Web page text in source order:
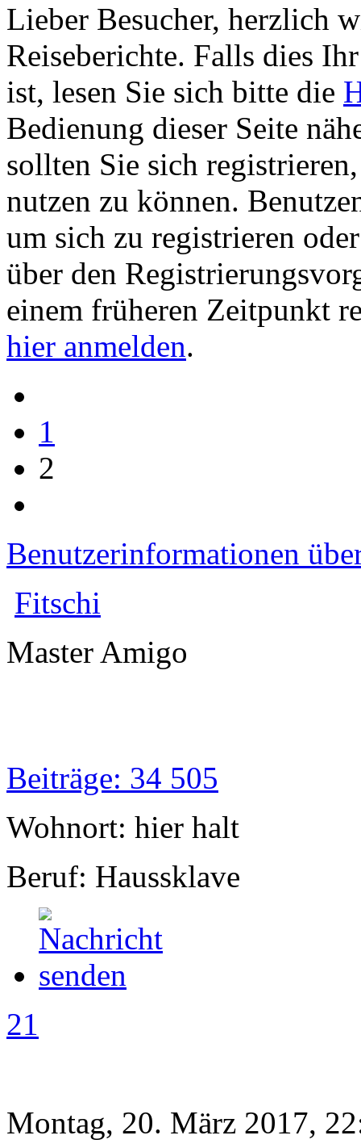
Lieber Besucher, herzlich
Reiseberichte. Falls dies
ist, lesen Sie sich bitte die
Bedienung dieser Seite
sollten Sie sich
nutzen zu können.
um sich zu registrieren
über den
einem früheren Zeitpunkt
hier anmelden.
1
2
Benutzerinformationen
Fitschi
Master Amigo
Beiträge: 34 505
Wohnort: hier halt
Beruf: Haussklave
21
Montag, 20. März 2017,